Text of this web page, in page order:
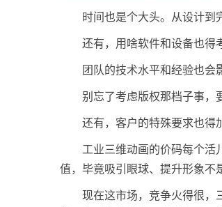
时间也是个大头。从设计到
还有，用啥软件和设备也得
团队的技术水平和经验也会
别忘了考虑版权那档子事，
还有，客户的特殊要求也得
工业三维动画的价码每个活
值，毕竟吸引眼球、提升形象不
现在这市场，竞争火得很，